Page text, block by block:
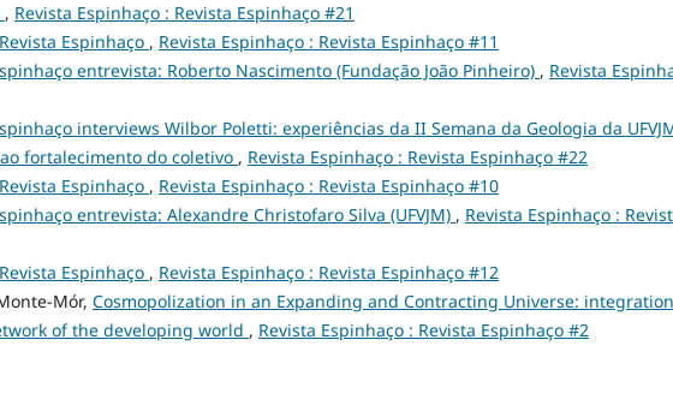
, Revista Espinhaço : Revista Espinhaço #21
Espinhaço , Revista Espinhaço : Revista Espinhaço #11
entrevista: Roberto Nascimento (Fundação João Pinheiro) , Revista
interviews Wilbor Poletti: experiências da II Semana da Geologia da
fortalecimento do coletivo , Revista Espinhaço : Revista Espinhaço #22
Espinhaço , Revista Espinhaço : Revista Espinhaço #10
entrevista: Alexandre Christofaro Silva (UFVJM) , Revista Espinhaço :
Espinhaço , Revista Espinhaço : Revista Espinhaço #12
Mór, Cosmopolization in an Expanding and Contracting Universe: integration
of the developing world , Revista Espinhaço : Revista Espinhaço #2